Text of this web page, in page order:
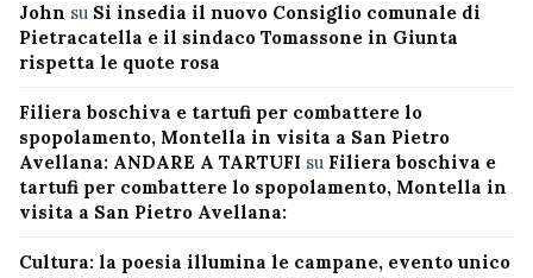
John su Si insedia il nuovo Consiglio comunale di
Pietracatella e il sindaco Tomassone in Giunta
rispetta le quote rosa
Filiera boschiva e tartufi per combattere lo
spopolamento, Montella in visita a San Pietro
Avellana: ANDARE A TARTUFI su Filiera boschiva e
tartufi per combattere lo spopolamento, Montella in
visita a San Pietro Avellana:
Cultura: la poesia illumina le campane, evento unico